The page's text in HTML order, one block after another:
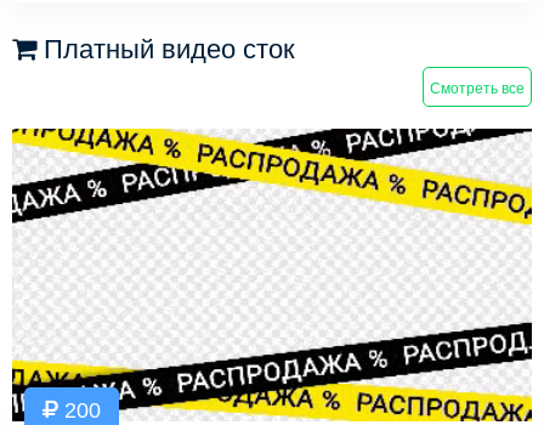
Платный видео сток
Смотреть все
200